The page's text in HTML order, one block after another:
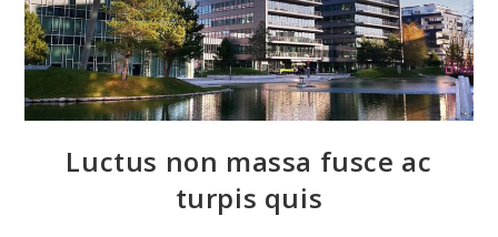
Luctus non massa fusce ac
turpis quis